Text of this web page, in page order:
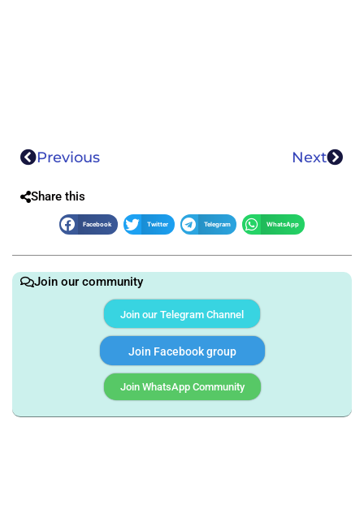
Previous Next
Share this
Facebook Twitter Telegram WhatsApp
Join our community
Join our Telegram Channel
Join Facebook group
Join WhatsApp Community